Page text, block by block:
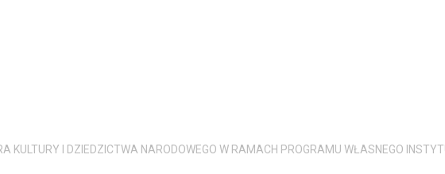
KULTURY I DZIEDZICTWA NARODOWEGO W RAMACH PROGRAMU WŁASNEGO